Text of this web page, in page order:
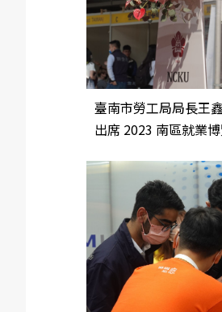
臺南市勞工局局長王
出席 2023 南區就業